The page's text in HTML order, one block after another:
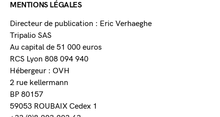
MENTIONS LÉGALES
Directeur de publication : Eric Verhaeghe
Tripalio SAS
Au capital de 51 000 euros
RCS Lyon 808 094 940
Hébergeur : OVH
2 rue kellermann
BP 80157
59053 ROUBAIX Cedex 1